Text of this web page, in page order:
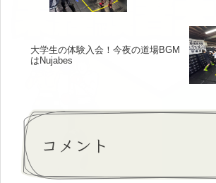
大学生の体験入会！今夜の道場BGM
はNujabes
コメント